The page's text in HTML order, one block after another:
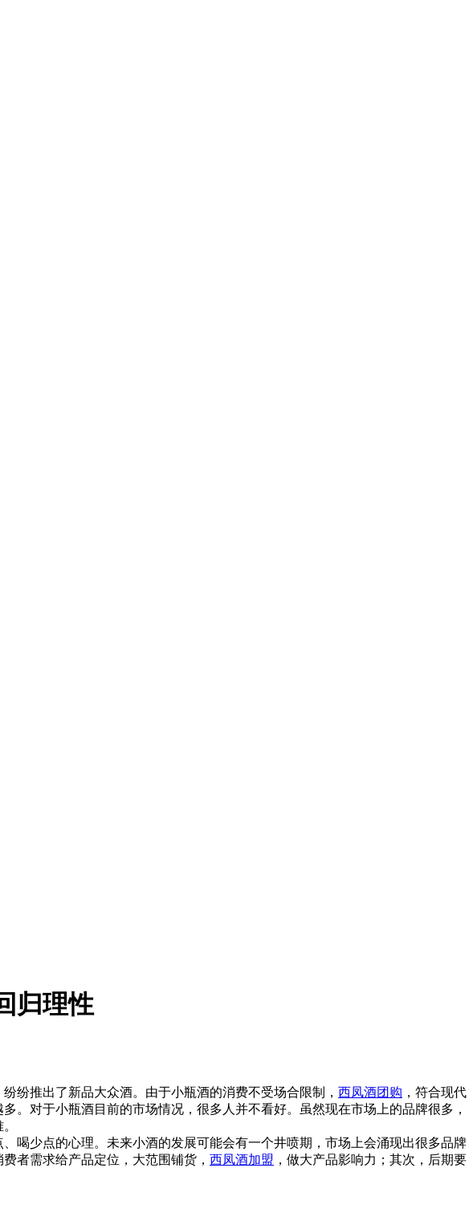
归理性
纷推出了新品大众酒。由于小瓶酒的消费不受场合限制， 西凤酒团购 ，符合现代
。对于小瓶酒目前的市场情况，很多人并不看好。虽然现在市场上的品牌很多，
喝少点的心理。未来小酒的发展可能会有一个井喷期，市场上会涌现出很多品牌
者需求给产品定位，大范围铺货， 西凤酒加盟 ，做大产品影响力；其次，后期要